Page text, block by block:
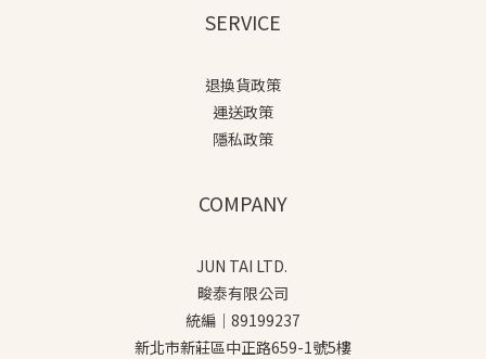
SERVICE
退換貨政策
運送政策
隱私政策
COMPANY
JUN TAI LTD.
畯泰有限公司
統編｜89199237
新北市新莊區中正路659-1號5樓